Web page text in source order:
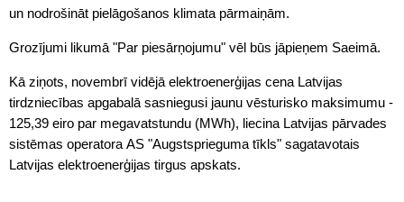
un nodrošināt pielāgošanos klimata pārmaiņām.
Grozījumi likumā "Par piesārņojumu" vēl būs jāpieņem Saeimā.
Kā ziņots, novembrī vidējā elektroenerģijas cena Latvijas
tirdzniecības apgabalā sasniegusi jaunu vēsturisko maksimumu -
125,39 eiro par megavatstundu (MWh), liecina Latvijas pārvades
sistēmas operatora AS "Augstsprieguma tīkls" sagatavotais
Latvijas elektroenerģijas tirgus apskats.